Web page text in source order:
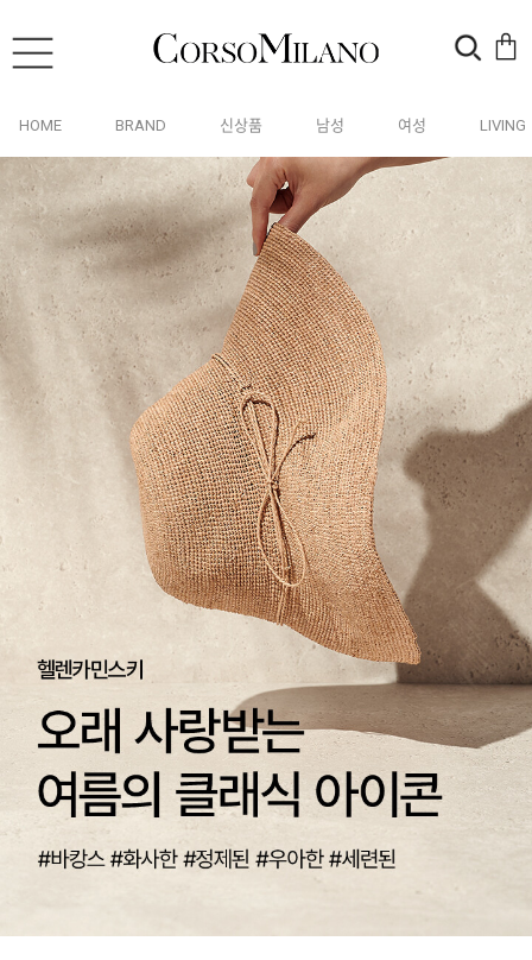
HOME BRAND 신상품 남성 여성 LIVING